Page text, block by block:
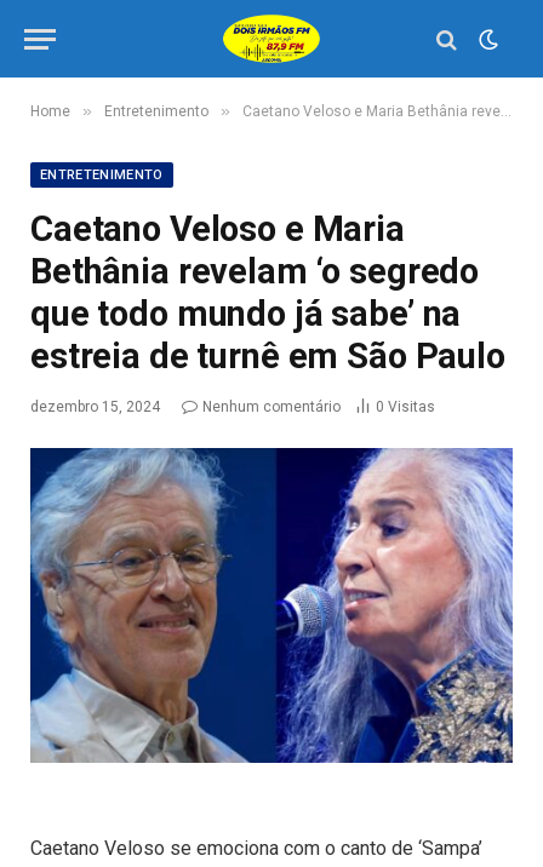
Home » Entretenimento » Caetano Veloso e Maria Bethânia revelam ‘o segredo que todo mundo já sabe’ na estreia de turnê em São Paulo
ENTRETENIMENTO
Caetano Veloso e Maria
Bethânia revelam ‘o segredo
que todo mundo já sabe’ na
estreia de turnê em São Paulo
dezembro 15, 2024 Nenhum comentário 0 Visitas
Caetano Veloso se emociona com o canto de ‘Sampa’